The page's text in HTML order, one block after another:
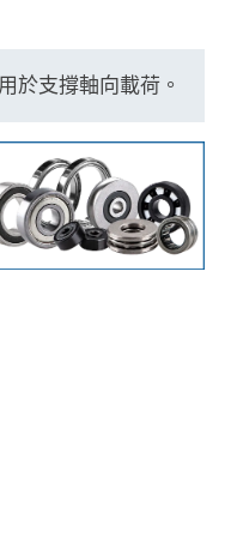
於支撐軸向載荷。